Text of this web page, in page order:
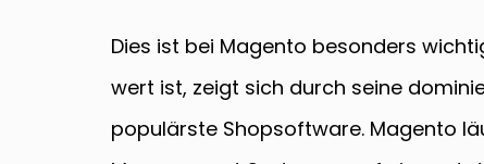
Dies ist bei Magento besonders
wert ist, zeigt sich durch seine
populärste Shopsoftware. Magento